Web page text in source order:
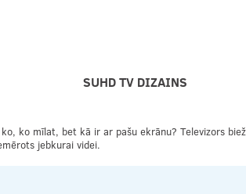
SUHD TV DIZAINS
ko mīlat, bet kā ir ar pašu ekrānu? Televizors
jebkurai videi.